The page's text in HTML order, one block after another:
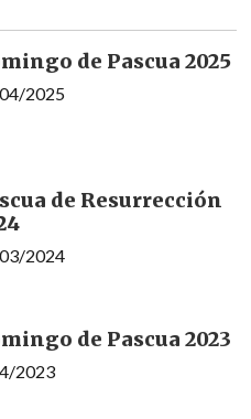
de Pascua 2025
2025
de Resurrección
2024
de Pascua 2023
2023